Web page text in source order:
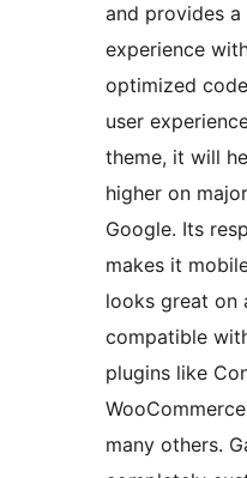
and provides
experience
optimized
user
theme, it will
higher on
Google. Its
makes it
looks great on
compatible
plugins like
many others.